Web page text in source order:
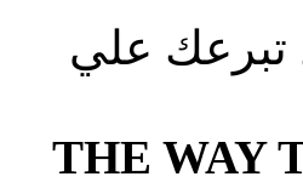
تبرعك علي
THE WAY